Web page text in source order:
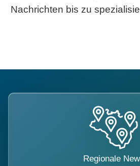
Nachrichten bis zu
Regionale